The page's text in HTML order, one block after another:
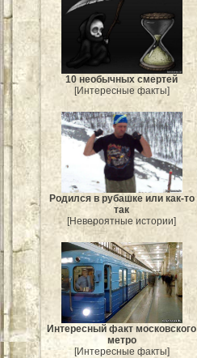
10 необычных смертей
[Интересные факты]
Родился в рубашке или как-то
так
[Невероятные истории]
Интересный факт московского
метро
[Интересные факты]